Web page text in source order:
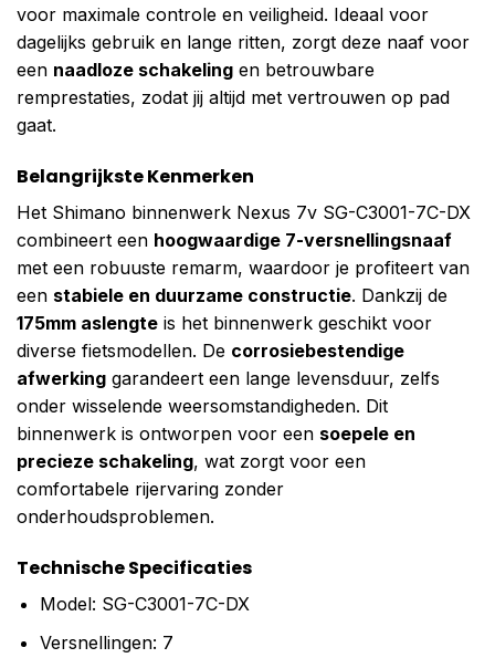
voor maximale controle en veiligheid. Ideaal voor
dagelijks gebruik en lange ritten, zorgt deze naaf voor
een naadloze schakeling en betrouwbare
remprestaties, zodat jij altijd met vertrouwen op pad
gaat.
Belangrijkste Kenmerken
Het Shimano binnenwerk Nexus 7v SG-C3001-7C-DX
combineert een hoogwaardige 7-versnellingsnaaf
met een robuuste remarm, waardoor je profiteert van
een stabiele en duurzame constructie. Dankzij de
175mm aslengte is het binnenwerk geschikt voor
diverse fietsmodellen. De corrosiebestendige
afwerking garandeert een lange levensduur, zelfs
onder wisselende weersomstandigheden. Dit
binnenwerk is ontworpen voor een soepele en
precieze schakeling, wat zorgt voor een
comfortabele rijervaring zonder
onderhoudsproblemen.
Technische Specificaties
Model: SG-C3001-7C-DX
Versnellingen: 7